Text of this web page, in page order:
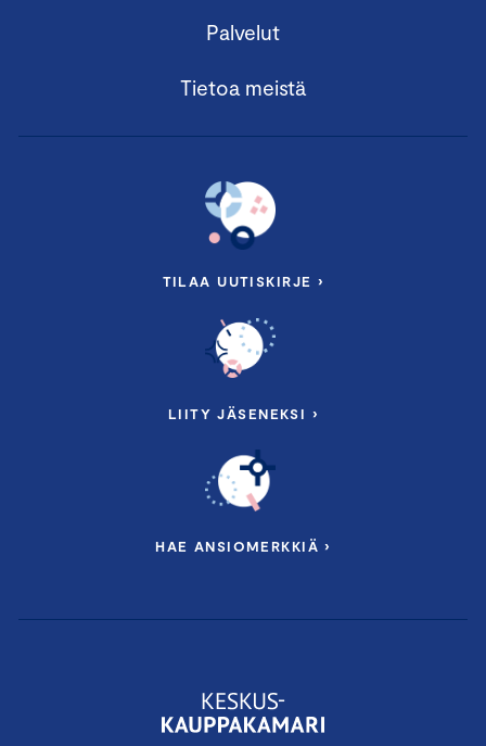
Palvelut
Tietoa meistä
TILAA UUTISKIRJE ›
LIITY JÄSENEKSI ›
HAE ANSIOMERKKIÄ ›